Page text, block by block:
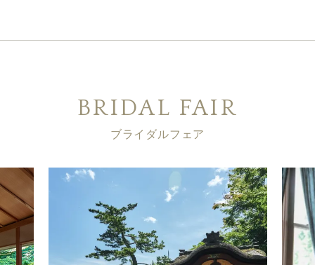
BRIDAL FAIR
ブライダルフェア